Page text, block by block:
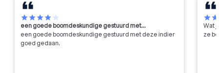
starstarstarstarstar
een goede boomdeskundige gestuurd met…
een goede boomdeskundige gestuurd met deze indier
goed gedaan.
starstar
Wat
ze